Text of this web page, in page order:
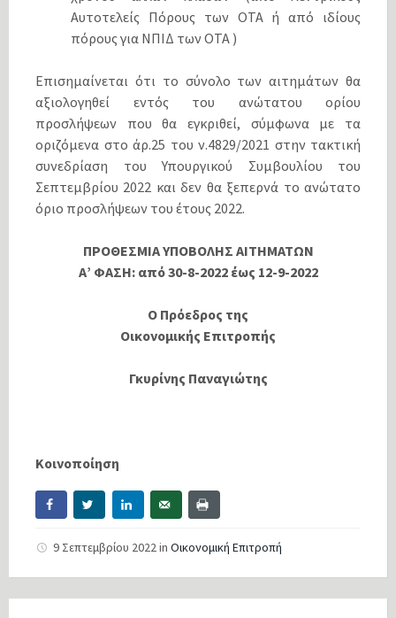
Αυτοτελείς Πόρους των ΟΤΑ ή από ιδίους
πόρους για ΝΠΙΔ των ΟΤΑ )
Επισημαίνεται ότι το σύνολο των αιτημάτων θα
αξιολογηθεί εντός του ανώτατου ορίου
προσλήψεων που θα εγκριθεί, σύμφωνα με τα
οριζόμενα στο άρ.25 του ν.4829/2021 στην τακτική
συνεδρίαση του Υπουργικού Συμβουλίου του
Σεπτεμβρίου 2022 και δεν θα ξεπερνά το ανώτατο
όριο προσλήψεων του έτους 2022.
ΠΡΟΘΕΣΜΙΑ ΥΠΟΒΟΛΗΣ ΑΙΤΗΜΑΤΩΝ
Α’ ΦΑΣΗ: από 30-8-2022 έως 12-9-2022
Ο Πρόεδρος της
Οικονομικής Επιτροπής
Γκυρίνης Παναγιώτης
Κοινοποίηση
9 Σεπτεμβρίου 2022in Οικονομική Επιτροπή